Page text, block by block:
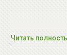
Церамиды
Читать